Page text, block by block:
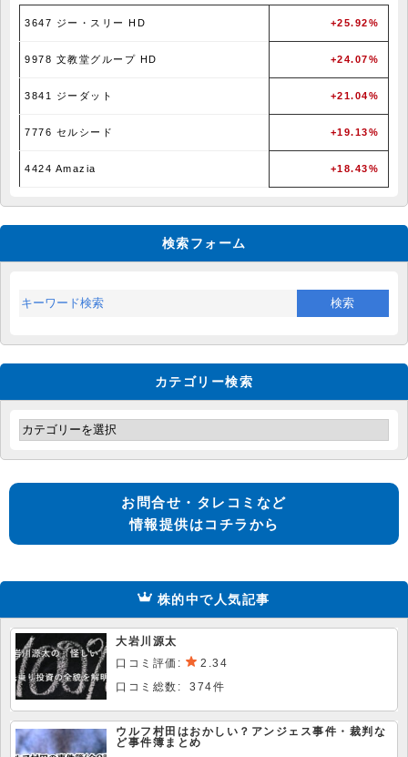
3647 ジー・スリー HD +25.92%
9978 文教堂グループ HD +24.07%
3841 ジーダット +21.04%
7776 セルシード +19.13%
4424 Amazia +18.43%
検索フォーム
カテゴリー検索
お問合せ・タレコミなど
情報提供はコチラから
株的中で人気記事
大岩川源太
口コミ評価:
2.34
口コミ総数: 374件
ウルフ村田はおかしい？アンジェス事件・裁判な
ど事件簿まとめ